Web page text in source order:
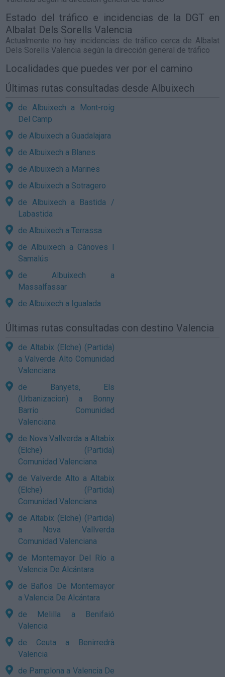
Estado del tráfico e incidencias de la DGT en
Albalat Dels Sorells Valencia
Actualmente no hay incidencias de tráfico cerca de Albalat
Dels Sorells Valencia según la dirección general de tráfico
Localidades que puedes ver por el camino
Últimas rutas consultadas desde Albuixech
de Albuixech a Mont-roig
Del Camp
de Albuixech a Guadalajara
de Albuixech a Blanes
de Albuixech a Marines
de Albuixech a Sotragero
de Albuixech a Bastida /
Labastida
de Albuixech a Terrassa
de Albuixech a Cànoves I
Samalús
de Albuixech a
Massalfassar
de Albuixech a Igualada
Últimas rutas consultadas con destino Valencia
de Altabix (Elche) (Partida)
a Valverde Alto Comunidad
Valenciana
de Banyets, Els
(Urbanizacion) a Bonny
Barrio Comunidad
Valenciana
de Nova Vallverda a Altabix
(Elche) (Partida)
Comunidad Valenciana
de Valverde Alto a Altabix
(Elche) (Partida)
Comunidad Valenciana
de Altabix (Elche) (Partida)
a Nova Vallverda
Comunidad Valenciana
de Montemayor Del Río a
Valencia De Alcántara
de Baños De Montemayor
a Valencia De Alcántara
de Melilla a Benifaió
Valencia
de Ceuta a Benirredrà
Valencia
de Pamplona a Valencia De